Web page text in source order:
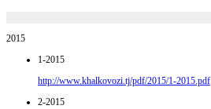
2015
1-2015
http://www.khalkovozi.tj/pdf/2015/1-2015.pdf
2-2015